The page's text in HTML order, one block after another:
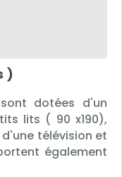
)
dotées d'un
lits ( 90 x190),
télévision et
également